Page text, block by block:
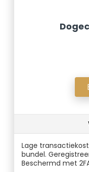
Lage
bundel.
Beschermd met